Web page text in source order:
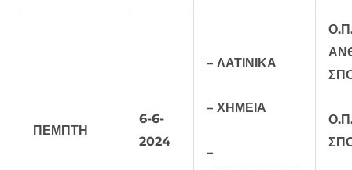
ΠΕΜΠΤΗ
6-6-
2024
– ΛΑΤΙΝΙΚΑ
– ΧΗΜΕΙΑ
–